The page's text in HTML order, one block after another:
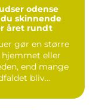
odense
skinnende
året rundt
gør en større
eller
end mange
bliv...